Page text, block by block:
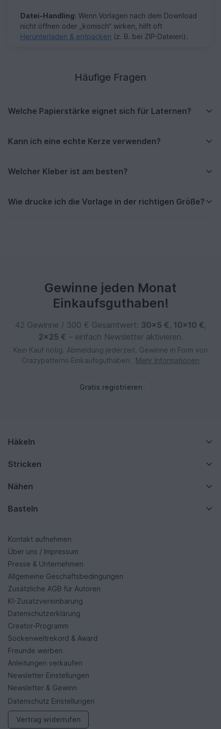
Datei-Handling: Wenn Vorlagen nach dem Download
nicht öffnen oder „komisch“ wirken, hilft oft
Herunterladen & entpacken (z. B. bei ZIP-Dateien).
Häufige Fragen
Welche Papierstärke eignet sich für Laternen?
Kann ich eine echte Kerze verwenden?
Welcher Kleber ist am besten?
Wie drucke ich die Vorlage in der richtigen Größe?
Gewinne jeden Monat
Einkaufsguthaben!
42 Gewinne / 300 € Gesamtwert: 30×5 €, 10×10 €,
2×25 € – einfach Newsletter aktivieren.
Kein Kauf nötig. Abmeldung jederzeit. Gewinne in Form von
Crazypatterns‑Einkaufsguthaben.
Mehr Informationen
Gratis registrieren
Häkeln
Stricken
Nähen
Basteln
Kontakt aufnehmen
Über uns / Impressum
Presse & Unternehmen
Allgemeine Geschäftsbedingungen
Zusätzliche AGB für Autoren
KI-Zusatzvereinbarung
Datenschutzerklärung
Creator-Programm
Sockenweltrekord & Award
Freunde werben
Anleitungen verkaufen
Newsletter Einstellungen
Newsletter & Gewinn
Datenschutz Einstellungen
Vertrag widerrufen